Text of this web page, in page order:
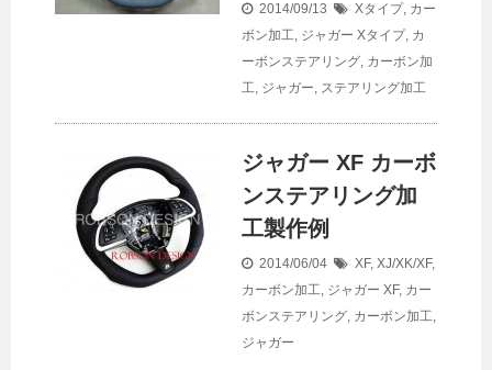
2014/09/13 Xタイプ, カー
ボン加工, ジャガー Xタイプ, カ
ーボンステアリング, カーボン加
工, ジャガー, ステアリング加工
ジャガー XF カーボ
ンステアリング加
工製作例
2014/06/04 XF, XJ/XK/XF,
カーボン加工, ジャガー XF, カー
ボンステアリング, カーボン加工,
ジャガー